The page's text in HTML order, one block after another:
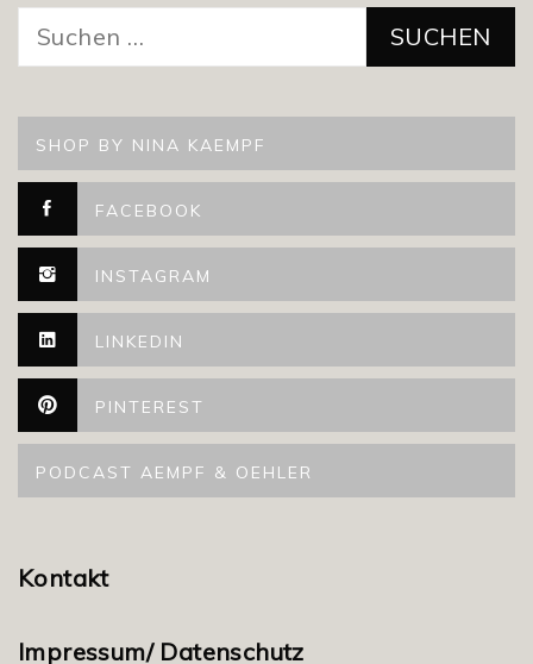
nach:
SHOP BY NINA KAEMPF
FACEBOOK
INSTAGRAM
LINKEDIN
PINTEREST
PODCAST AEMPF & OEHLER
Kontakt
Impressum/ Datenschutz